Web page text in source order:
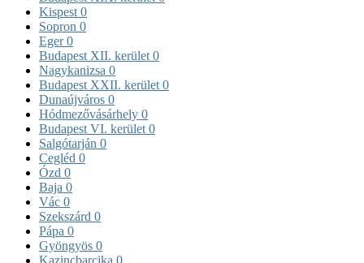
Kispest 0
Sopron 0
Eger0
Budapest XII. kerület 0
Nagykanizsa 0
Budapest XXII. kerület 0
Dunaújváros 0
Hódmezővásárhely 0
Budapest VI. kerület 0
Salgótarján 0
Cegléd 0
Ózd 0
Baja 0
Vác 0
Szekszárd 0
Pápa 0
Gyöngyös 0
Kazincbarcika 0